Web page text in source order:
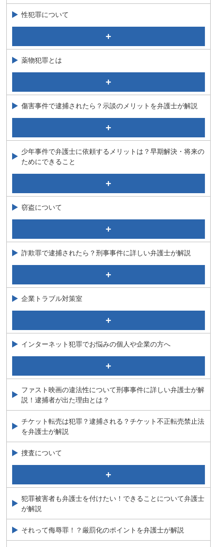
逮捕、勾留からの脱却方法
逮捕されるのを防ぎたい
接見禁止がついたら家族と会えないの？一部解除の方法
について弁護士が解説
性犯罪について
児童ポルノの嫌疑がかかったら？逮捕されちゃうの？
これって公然わいせつ？逮捕される？弁護士の解説で不
安を解消！
強制わいせつ
強制性交（強姦）の弁護活動、不起訴の可能性について
弁護士が解説
どこからが強要罪？脅迫との違いを弁護士が解説
児童買春に関する実際にあったご質問
ＳＮＳ・アプリを使った現代型犯罪の特徴は？弁護士が
解説！！
ストーカー規制法について
強制わいせつ罪で逮捕されると実刑になる？解決事例を
薬物犯罪とは
１．覚せい剤事件等で逮捕された場合の対応
２．検察官時代に手掛けた種々の覚せい剤等の薬物事件
３．覚せい剤事件の現況と歴史
５．覚せい剤等の害毒
大麻取締法違反で逮捕されたら？罰則・事例を弁護士が
解説
同居人が逮捕された！私も捕まる？薬物の共同所持につ
いて弁護士が解説
傷害事件で逮捕されたら？示談のメリットを弁護士が解説
たったこれだけで暴行罪？刑事事件に強い弁護士が解説
公務執行妨害事件について
殺人罪、同未遂罪について
私人逮捕は罪に問われる？逮捕・監禁罪について弁護士
が解説
少年事件で弁護士に依頼するメリットは？早期解決・将来の
ためにできること
少年事件に詳しい弁護士が解説①（逮捕から観護措置ま
少年事件に詳しい弁護士が解説②（少年審判・解決事
窃盗について
繰り返す万引き・窃盗はクレプトマニア（窃盗症）が原
窃盗に関する少年事件
それって恐喝罪？弁護士が解説！
詐欺罪で逮捕されたら？刑事事件に詳しい弁護士が解説
特殊詐欺の「受け子」「出し子」が逮捕されたら？弁護
背任罪にあたるのはどんな行為？要件を弁護士が解説
企業トラブル対策室
民事介入暴力について
従業員にお金を盗られた？業務上横領被害を受けた企業
が取るべき対応
インターネット犯罪でお悩みの個人や企業の方へ
ＳＮＳ・アプリを使った現代型犯罪の特徴は？弁護士が
泣き寝入り！？ネット上の誹謗中傷に詳しい弁護士が解
説
業務妨害罪とは？威力業務妨害罪・偽計業務妨害罪につ
いて弁護士が解説
パパ活をしたら違法？刑事事件の経験豊富な弁護士が解
説！
ファスト映画の違法性について刑事事件に詳しい弁護士が解
説！逮捕者が出た理由とは？
チケット転売は犯罪？逮捕される？チケット不正転売禁止法
を弁護士が解説
捜査について
当事務所のサポート
捜査について（概要）
捜査の種類
捜査の端緒とは？刑事弁護に詳しい弁護士が解説
犯罪被害者も弁護士を付けたい！できることについて弁護士
が解説
それって侮辱罪！？厳罰化のポイントを弁護士が解説